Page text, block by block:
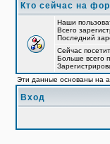
Кто сейчас на
Наши
Всего
Последний
Сейчас
Больше всего
Эти данные основаны на
Вход